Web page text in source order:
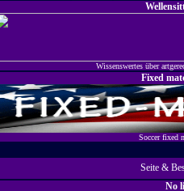
Wissenswertes über
Fixed
Soccer fixed
Seite &
No